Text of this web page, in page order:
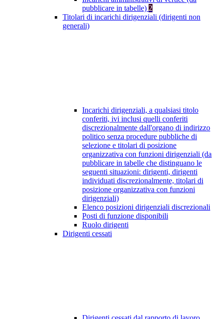
pubblicare in tabelle) 2
Titolari di incarichi dirigenziali (dirigenti non
generali)
Incarichi dirigenziali, a qualsiasi titolo
conferiti, ivi inclusi quelli conferiti
discrezionalmente dall'organo di indirizzo
politico senza procedure pubbliche di
selezione e titolari di posizione
organizzativa con funzioni dirigenziali (da
pubblicare in tabelle che distinguano le
seguenti situazioni: dirigenti, dirigenti
individuati discrezionalmente, titolari di
posizione organizzativa con funzioni
dirigenziali)
Elenco posizioni dirigenziali discrezionali
Posti di funzione disponibili
Ruolo dirigenti
Dirigenti cessati